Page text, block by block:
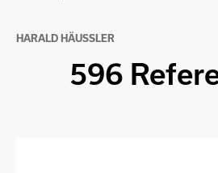
HARALD HÄUSSLER
596